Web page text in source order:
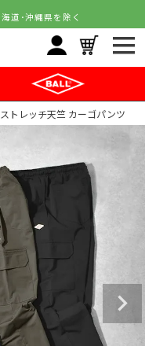
道･沖縄県を除く
ストレッチ天竺 カーゴパンツ